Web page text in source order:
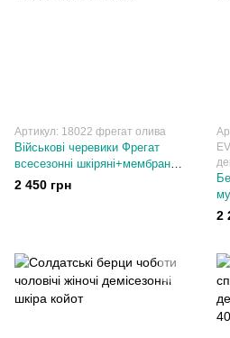
Артикул: 18022 фрегат олива
Військові черевики Фрегат
всесезонні шкіряні+мембрана
чоловічі олива 40-46 розміри
2 450 грн
2